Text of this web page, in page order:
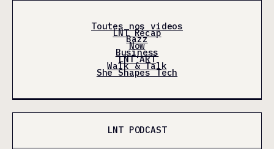
Toutes nos videos
LNT Récap
Bazz
Now
Business
LNT'ART
Walk & Talk
She Shapes Tech
LNT PODCAST